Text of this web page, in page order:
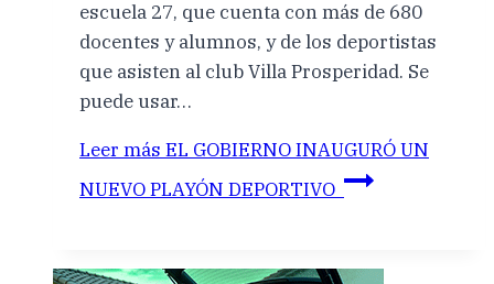
escuela 27, que cuenta con más de 680
docentes y alumnos, y de los deportistas
que asisten al club Villa Prosperidad. Se
puede usar…
Leer más EL GOBIERNO INAUGURÓ UN
NUEVO PLAYÓN DEPORTIVO